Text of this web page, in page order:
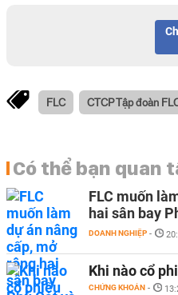
FLC CTCP Tập đoàn
Có thể bạn quan
FLC muốn
hai sân bay
DOANH NGHIỆP -
Khi nào cổ
CHỨNG KHOÁN -